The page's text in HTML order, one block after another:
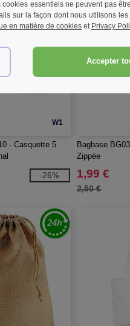
W1
- Casquette 5
-26%
Bagbase
Zippée
1,99 €
2,50 €
essentiels ne peuvent pas
sur la façon dont nous utilisons les
en matière de cookies et Privacy
Accepter